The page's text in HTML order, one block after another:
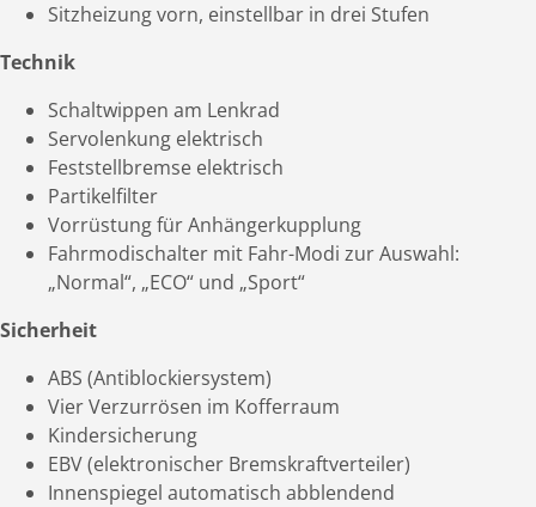
Sitzheizung vorn, einstellbar in drei Stufen
Technik
Schaltwippen am Lenkrad
Servolenkung elektrisch
Feststellbremse elektrisch
Partikelfilter
Vorrüstung für Anhängerkupplung
Fahrmodischalter mit Fahr-Modi zur Auswahl:
„Normal“, „ECO“ und „Sport“
Sicherheit
ABS (Antiblockiersystem)
Vier Verzurrösen im Kofferraum
Kindersicherung
EBV (elektronischer Bremskraftverteiler)
Innenspiegel automatisch abblendend